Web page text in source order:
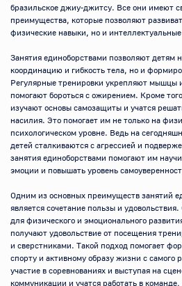
бразильское джиу-джитсу. Все они имеют
преимущества, которые позволяют
физические навыки, но и
Занятия единоборствами позволяют детям
координацию и гибкость тела, но и
Регулярные тренировки укрепляют мышцы
помогают бороться с ожирением. Кроме
изучают основы самозащиты и учатся
насилия. Это помогает им не только на
психологическом уровне. Ведь на
детей сталкиваются с агрессией и
занятия единоборствами помогают им
эмоции и повышать уровень
Одним из основных преимуществ занятий
является сочетание пользы и
для физического и эмоционального
получают удовольствие от посещения
и сверстниками. Такой подход помогает
спорту и активному образу жизни с самого
участие в соревнованиях и выступая на
коммуникации и учатся работать в